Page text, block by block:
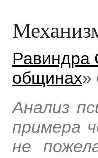
Равиндра
общинах»
Анализ
примера
не